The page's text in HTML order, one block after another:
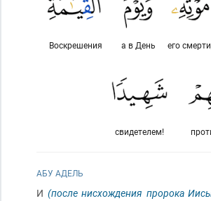
его
а в День
Воскрешения
свидетелем!
АБУ АДЕЛЬ
И (после нисхождения пророка